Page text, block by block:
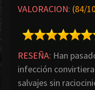
VALORACION: (84/
RESEÑA: Han
infección
salvajes sin